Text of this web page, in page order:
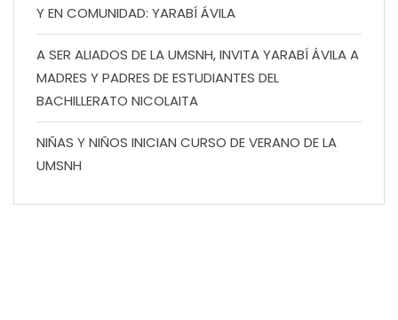
Y EN COMUNIDAD: YARABÍ ÁVILA
A SER ALIADOS DE LA UMSNH, INVITA YARABÍ ÁVILA A
MADRES Y PADRES DE ESTUDIANTES DEL
BACHILLERATO NICOLAITA
NIÑAS Y NIÑOS INICIAN CURSO DE VERANO DE LA
UMSNH